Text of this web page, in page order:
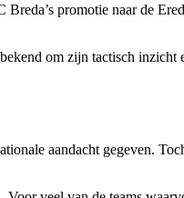
promotie naar de
om zijn tactisch
aandacht gegeven.